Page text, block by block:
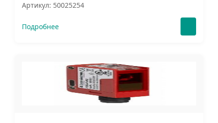
Артикул: 50025254
Подробнее